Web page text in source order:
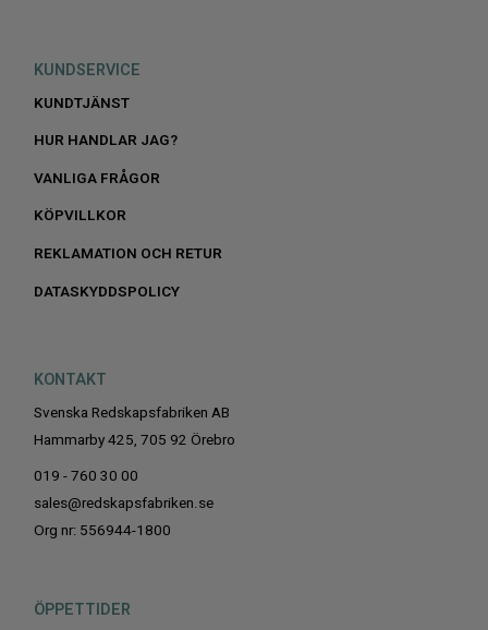
KUNDSERVICE
KUNDTJÄNST
HUR HANDLAR JAG?
VANLIGA FRÅGOR
KÖPVILLKOR
REKLAMATION OCH RETUR
DATASKYDDSPOLICY
KONTAKT
Svenska Redskapsfabriken AB
Hammarby 425, 705 92 Örebro
019 - 760 30 00
sales@redskapsfabriken.se
Org nr: 556944-1800
ÖPPETTIDER